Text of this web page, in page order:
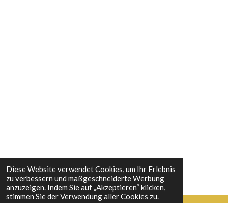
Diese Website verwendet Cookies, um Ihr Erlebnis
zu verbessern und maßgeschneiderte Werbung
anzuzeigen. Indem Sie auf „Akzeptieren“ klicken,
stimmen Sie der Verwendung aller Cookies zu.